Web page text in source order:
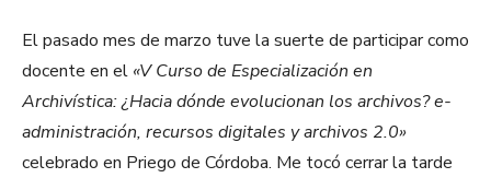
El pasado mes de marzo tuve la suerte de participar como
docente en el «V Curso de Especialización en
Archivística: ¿Hacia dónde evolucionan los archivos? e-
administración, recursos digitales y archivos 2.0»
celebrado en Priego de Córdoba. Me tocó cerrar la tarde